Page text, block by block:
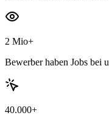
2 Mio+
Bewerber haben Jobs bei
40.000+